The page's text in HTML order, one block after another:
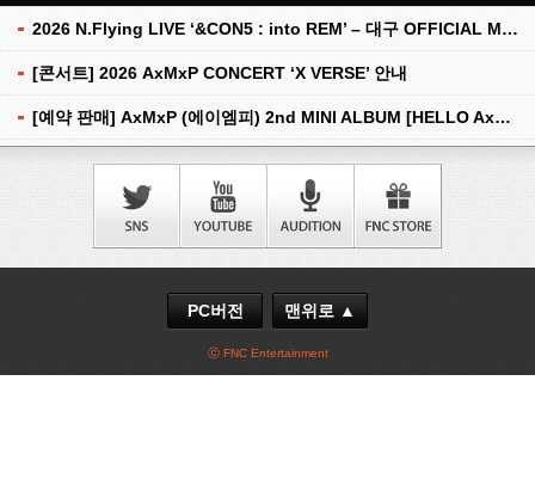
2026 N.Flying LIVE ‘&CON5 : into REM’ – 대구 OFFICIAL MD 현장 판매 안내
[콘서트] 2026 AxMxP CONCERT ‘X VERSE’ 안내
[예약 판매] AxMxP (에이엠피) 2nd MINI ALBUM [HELLO AxMxP] 예약 판매 안내
PC버전 맨위로 ▲
ⓒ FNC Entertainment